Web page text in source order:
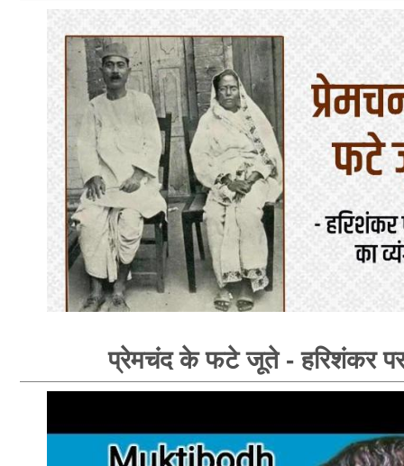
प्रेमचंद के फटे जूते - हरिशंकर